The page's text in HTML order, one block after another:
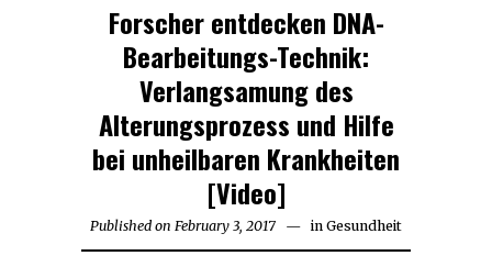
Forscher entdecken DNA-
Bearbeitungs-Technik:
Verlangsamung des
Alterungsprozess und Hilfe
bei unheilbaren Krankheiten
[Video]
Published on February 3, 2017 February
in Gesundheit